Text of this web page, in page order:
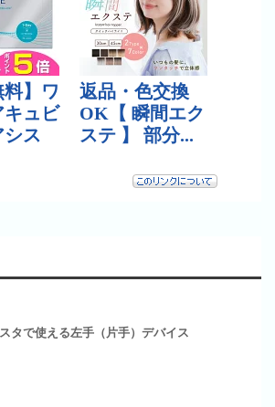
タで使える左手（片手）デバイス